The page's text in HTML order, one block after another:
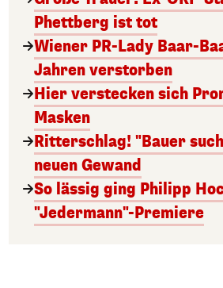
Phettberg ist tot
Wiener PR-Lady Baar-
Jahren verstorben
Hier verstecken sich
Masken
Ritterschlag! "Bauer
neuen Gewand
So lässig ging Philipp
"Jedermann"-Premiere